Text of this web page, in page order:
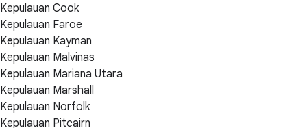
Kepulauan Cook
Kepulauan Faroe
Kepulauan Kayman
Kepulauan Malvinas
Kepulauan Mariana Utara
Kepulauan Marshall
Kepulauan Norfolk
Kepulauan Pitcairn